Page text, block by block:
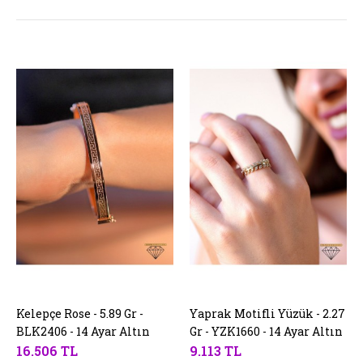
SEPETE EKLE
Kelepçe Rose - 5.89 Gr -
BLK2406 - 14 Ayar Altın
16.506 TL
SEPETE EKLE
Yaprak Motifli Yüzük - 2.27
Gr - YZK1660 - 14 Ayar Altın
9.113 TL